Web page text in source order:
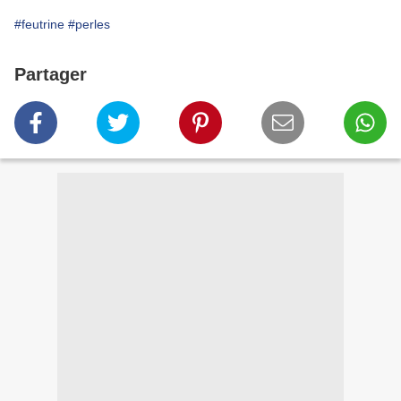
#feutrine #perles
Partager